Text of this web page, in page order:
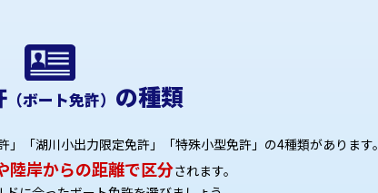
（ボート免許） の種類
「湖川小出力限定免許」「特殊小型免許」の4種類があります。
陸岸からの距離で区分されます。